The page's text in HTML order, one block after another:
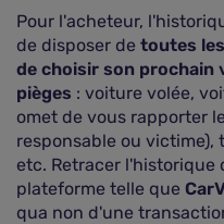
Pour l'acheteur,
de disposer de toutes
de choisir son prochain
pièges : voiture volée,
omet de vous rapporter
responsable ou victime),
etc. Retracer l'historique
plateforme telle que
qua non d'une